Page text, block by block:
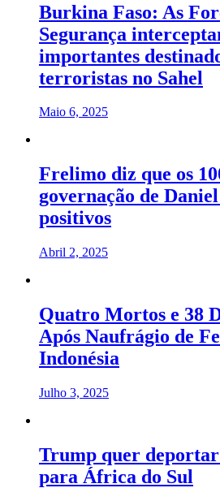
Burkina Faso: As
Segurança
importantes
terroristas no Sahel
Maio 6, 2025
Frelimo diz que os
governação de
positivos
Abril 2, 2025
Quatro Mortos e 38
Após Naufrágio de
Indonésia
Julho 3, 2025
Trump quer
para África do Sul